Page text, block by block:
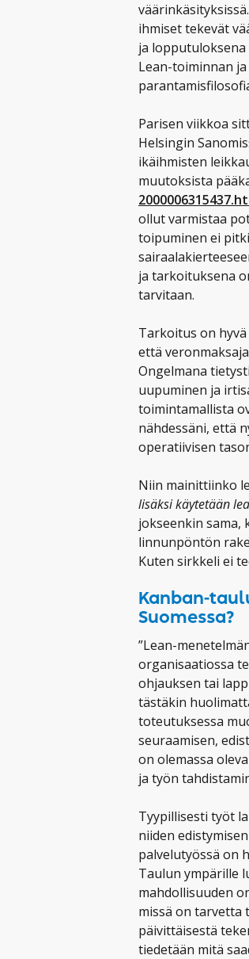
ihmiset tekevät
ja
Lean-toiminnan
Parisen viikkoa
Helsingin
ikäihmisten
muutoksista
ollut varmistaa
toipuminen ei
ja tarkoituksena
tarvitaan.
Tarkoitus on
että
Ongelmana
uupuminen ja
toimintamallista
nähdessäni, että
operatiivisen
Niin mainittiinko
lisäksi käytetään
jokseenkin sama,
linnunpöntön
Kuten sirkkeli ei
Kanban-
Suomessa?
”Lean-
organisaatiossa
ohjauksen tai
tästäkin
toteutuksessa
seuraamisen,
on olemassa
ja työn
Tyypillisesti työt
niiden
palvelutyössä on
Taulun ympärille
mahdollisuuden
missä on tarvetta
päivittäisestä
tiedetään mitä